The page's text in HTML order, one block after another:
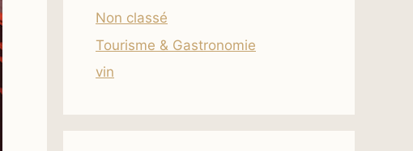
Non classé
Tourisme & Gastronomie
vin